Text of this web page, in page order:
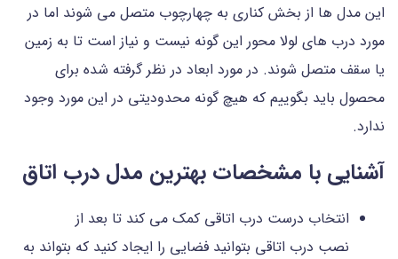
این مدل ها از بخش کناری به چهارچوب متصل می‌ شوند اما در
مورد درب های لولا محور این گونه نیست و نیاز است تا به زمین
یا سقف متصل شوند. در مورد ابعاد در نظر گرفته شده برای
محصول باید بگوییم که هیچ گونه محدودیتی در این مورد وجود
ندارد.
آشنایی با مشخصات بهترین مدل درب اتاق
انتخاب درست درب اتاقی کمک می کند تا بعد از
نصب درب اتاقی بتوانید فضایی را ایجاد کنید که بتواند به